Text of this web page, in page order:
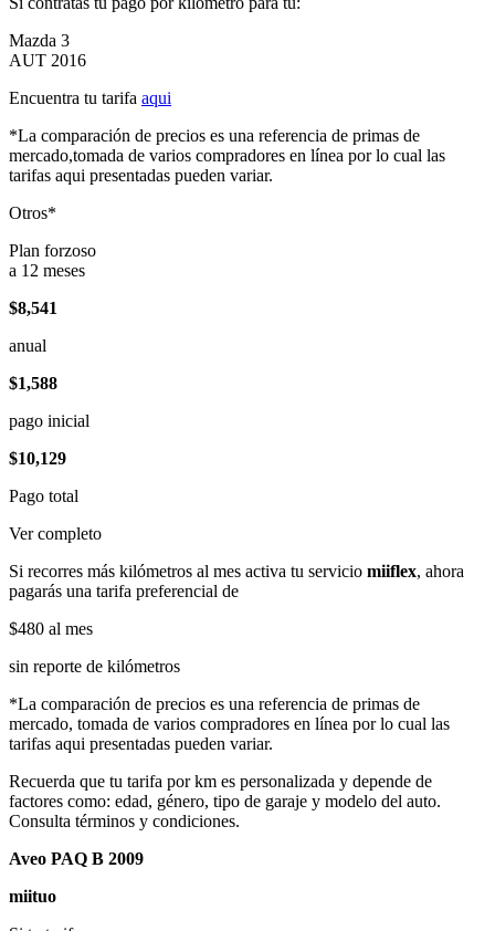
Mazda 3
AUT 2016
Encuentra tu tarifa aqui
*La comparación de precios es una referencia de primas de
mercado,tomada de varios compradores en línea por lo cual las
tarifas aqui presentadas pueden variar.
Otros*
Plan forzoso
a 12 meses
$8,541
anual
$1,588
pago inicial
$10,129
Pago total
Ver completo
Si recorres más kilómetros al mes activa tu servicio miiflex, ahora
pagarás una tarifa preferencial de
$480 al mes
sin reporte de kilómetros
*La comparación de precios es una referencia de primas de
mercado, tomada de varios compradores en línea por lo cual las
tarifas aqui presentadas pueden variar.
Recuerda que tu tarifa por km es personalizada y depende de
factores como: edad, género, tipo de garaje y modelo del auto.
Consulta términos y condiciones.
Aveo PAQ B 2009
miituo